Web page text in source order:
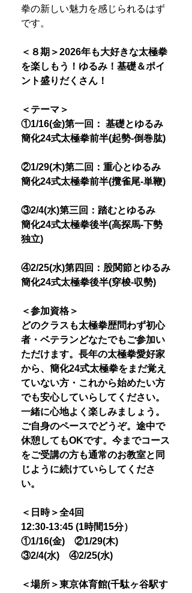
拳の新しい魅力を感じられるはず
です。
＜８期＞2026年も大好きな太極拳
を楽しもう！ゆるみ！基礎＆ポイ
ント盛りだくさん！
＜テーマ＞
①1/16(金)第一回： 基礎とゆるみ
簡化24式太極拳前半(起勢-倒巻肱)
②1/29(木)第二回：重心とゆるみ
簡化24式太極拳前半(攬雀尾-単鞭)
③2/4(水)第三回：踏むとゆるみ
簡化24式太極拳後半(高探馬-下勢
独立)
④2/25(水)第四回：股関節とゆるみ
簡化24式太極拳後半(穿梭-収勢)
＜参加資格＞
どのクラスも太極拳歴問わず初心
者・ベテランどなたでもご参加い
ただけます。長年の太極拳愛好家
から、簡化24式太極拳をまだ覚え
ていない方・これから始めたい方
でも安心していらしてください。
一緒に心地よく楽しみましょう。
ご自身のペースでどうぞ。途中で
休憩してもOKです。今までコース
をご受講の方も通常のお教室と同
じように続けていらしてくださ
い。
＜日時＞全4回
12:30-13:45 (1時間15分）
①1/16(金) ②1/29(木)
③2/4(水) ④2/25(水)
＜場所＞東京体育館(千駄ヶ谷駅す